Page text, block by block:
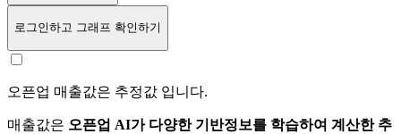
로그인하고 그래프 확인하기
오픈업 매출값은 추정값 입니다.
매출값은 오픈업 AI가 다양한 기반정보를 학습하여 계산한 추